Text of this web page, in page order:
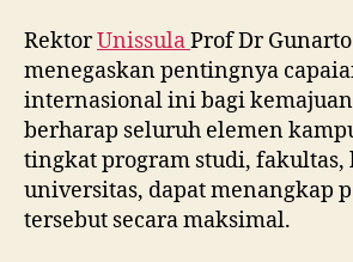
RektorUnissulaProf Dr
menegaskan pentingnya
internasional ini bagi
berharap seluruh elemen
tingkat program studi, fakultas,
universitas, dapat menangkap
tersebut secara maksimal.